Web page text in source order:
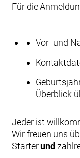
Für die
Vor- und
Überblick
Jeder ist
Wir freuen uns
Starter und